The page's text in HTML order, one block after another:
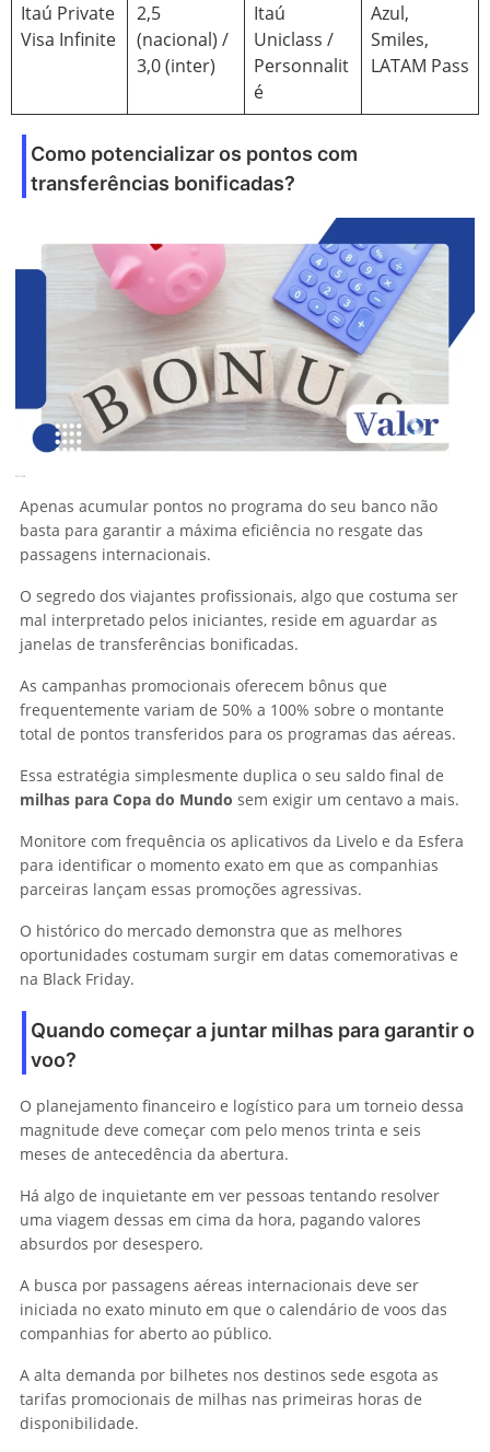
Itaú Private
Visa Infinite
2,5
(nacional) /
3,0 (inter)
Itaú
Uniclass /
Personnalit
é
Azul,
Smiles,
LATAM Pass
Como potencializar os pontos com
transferências bonificadas?
Apenas acumular pontos no programa do seu banco não
basta para garantir a máxima eficiência no resgate das
passagens internacionais.
O segredo dos viajantes profissionais, algo que costuma ser
mal interpretado pelos iniciantes, reside em aguardar as
janelas de transferências bonificadas.
As campanhas promocionais oferecem bônus que
frequentemente variam de 50% a 100% sobre o montante
total de pontos transferidos para os programas das aéreas.
Essa estratégia simplesmente duplica o seu saldo final de
milhas para Copa do Mundo sem exigir um centavo a mais.
Monitore com frequência os aplicativos da Livelo e da Esfera
para identificar o momento exato em que as companhias
parceiras lançam essas promoções agressivas.
O histórico do mercado demonstra que as melhores
oportunidades costumam surgir em datas comemorativas e
na Black Friday.
Quando começar a juntar milhas para garantir o
voo?
O planejamento financeiro e logístico para um torneio dessa
magnitude deve começar com pelo menos trinta e seis
meses de antecedência da abertura.
Há algo de inquietante em ver pessoas tentando resolver
uma viagem dessas em cima da hora, pagando valores
absurdos por desespero.
A busca por passagens aéreas internacionais deve ser
iniciada no exato minuto em que o calendário de voos das
companhias for aberto ao público.
A alta demanda por bilhetes nos destinos sede esgota as
tarifas promocionais de milhas nas primeiras horas de
disponibilidade.